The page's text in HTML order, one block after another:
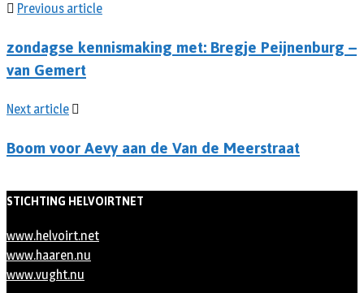
Previous article
zondagse kennismaking met: Bregje Peijnenburg –
van Gemert
Next article
Boom voor Aevy aan de Van de Meerstraat
STICHTING HELVOIRTNET
www.helvoirt.net
www.haaren.nu
www.vught.nu